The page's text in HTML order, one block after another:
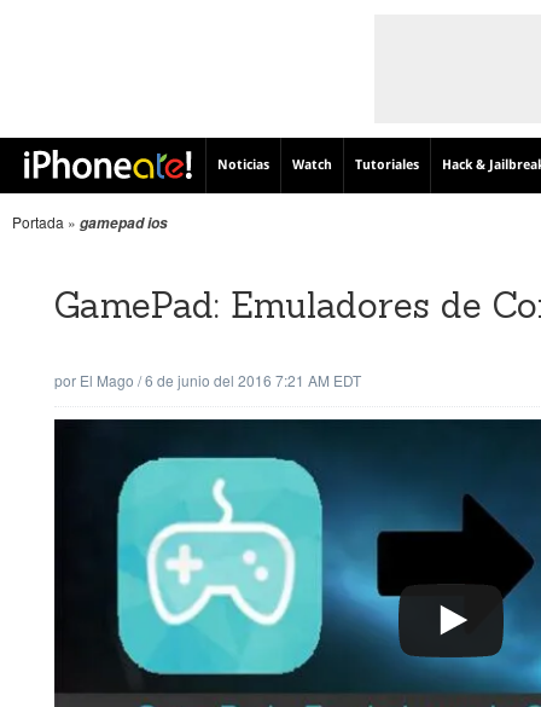
Noticias Watch Tutoriales Hack &
Portada » gamepad ios
GamePad: Emuladores de
por El Mago /6 de junio del 2016 7:21 AM EDT